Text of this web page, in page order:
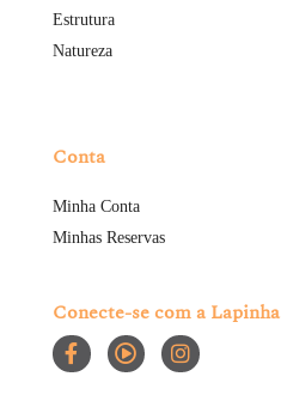
Estrutura
Natureza
Conta
Minha Conta
Minhas Reservas
Conecte-se com a Lapinha